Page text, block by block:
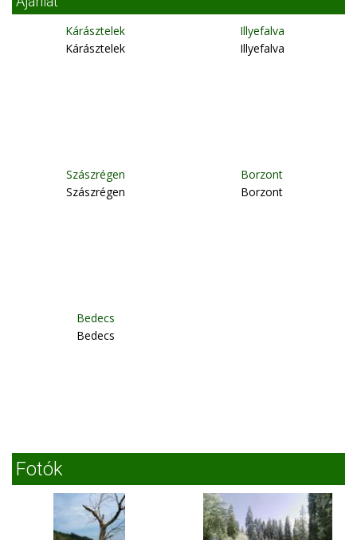
Kárásztelek
Kárásztelek
Illyefalva
Illyefalva
Szászrégen
Szászrégen
Borzont
Borzont
Bedecs
Bedecs
Fotók